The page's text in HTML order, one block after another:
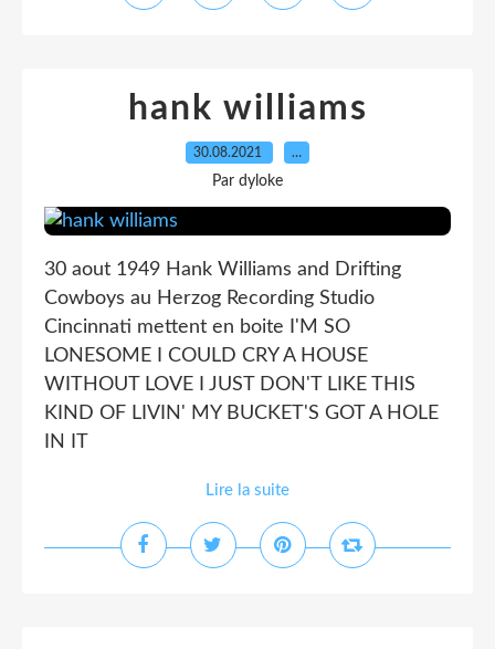
hank williams
30.08.2021 …
Par dyloke
30 aout 1949 Hank Williams and Drifting
Cowboys au Herzog Recording Studio
Cincinnati mettent en boite I'M SO
LONESOME I COULD CRY A HOUSE
WITHOUT LOVE I JUST DON'T LIKE THIS
KIND OF LIVIN' MY BUCKET'S GOT A HOLE
IN IT
Lire la suite